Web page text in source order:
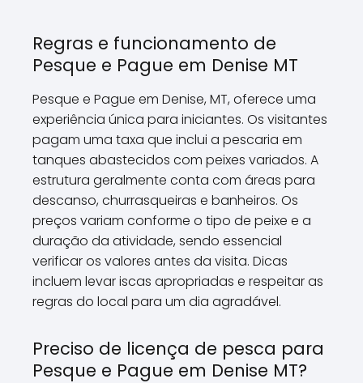
Regras e funcionamento de
Pesque e Pague em Denise MT
Pesque e Pague em Denise, MT, oferece uma
experiência única para iniciantes. Os visitantes
pagam uma taxa que inclui a pescaria em
tanques abastecidos com peixes variados. A
estrutura geralmente conta com áreas para
descanso, churrasqueiras e banheiros. Os
preços variam conforme o tipo de peixe e a
duração da atividade, sendo essencial
verificar os valores antes da visita. Dicas
incluem levar iscas apropriadas e respeitar as
regras do local para um dia agradável.
Preciso de licença de pesca para
Pesque e Pague em Denise MT?